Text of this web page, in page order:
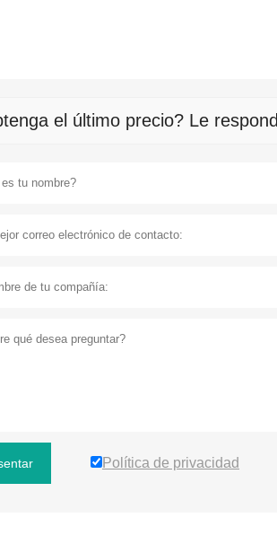
el último precio? Le
Política de privacidad